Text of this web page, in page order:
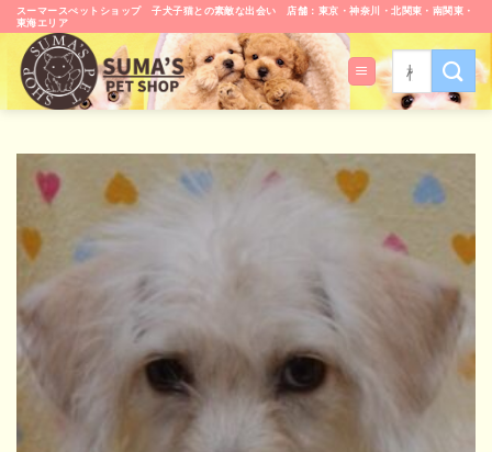
Skip
to
content
スーマースぺットショップ 子犬子猫との素敵な出会い 店舗：東京・神奈川・北関東・南関東・
東海エリア
検
索
対
象: